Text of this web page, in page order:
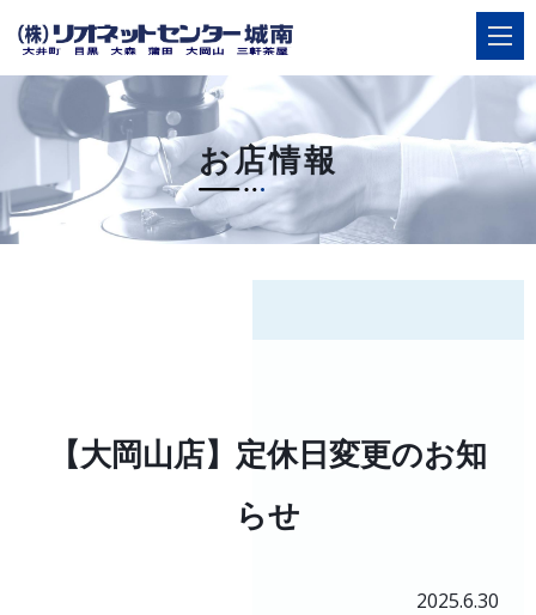
ご相談
店舗案内
お店情報
【大岡山店】定休日変更のお知
らせ
2025.6.30